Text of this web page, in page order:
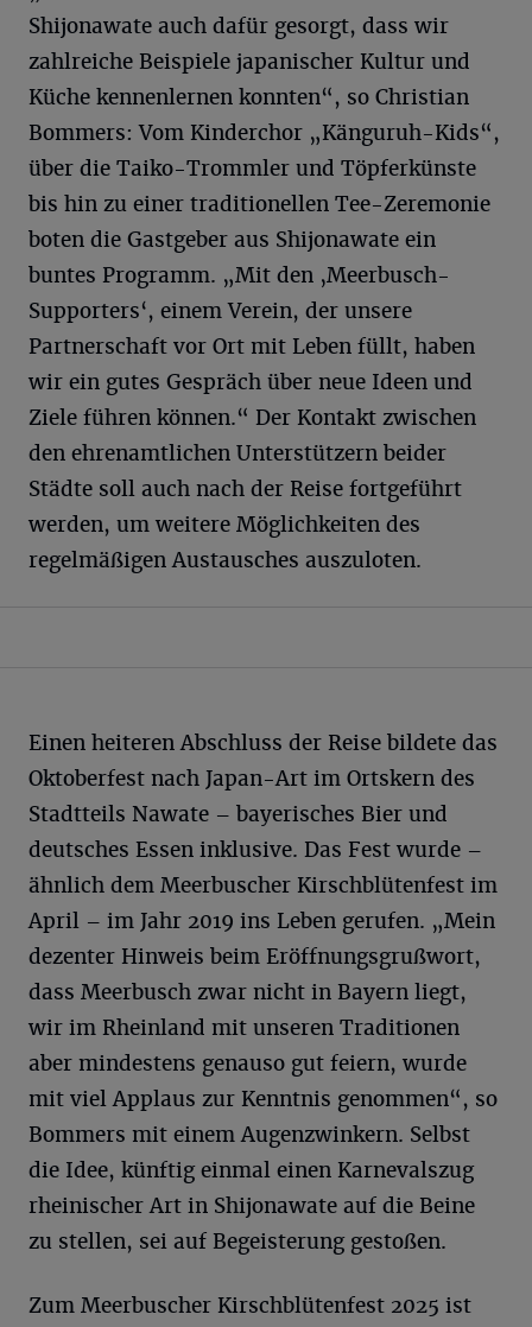
Shijonawate auch dafür gesorgt, dass wir
zahlreiche Beispiele japanischer Kultur und
Küche kennenlernen konnten“, so Christian
Bommers: Vom Kinderchor „Känguruh-Kids“,
über die Taiko-Trommler und Töpferkünste
bis hin zu einer traditionellen Tee-Zeremonie
boten die Gastgeber aus Shijonawate ein
buntes Programm. „Mit den ‚Meerbusch-
Supporters‘, einem Verein, der unsere
Partnerschaft vor Ort mit Leben füllt, haben
wir ein gutes Gespräch über neue Ideen und
Ziele führen können.“ Der Kontakt zwischen
den ehrenamtlichen Unterstützern beider
Städte soll auch nach der Reise fortgeführt
werden, um weitere Möglichkeiten des
regelmäßigen Austausches auszuloten.
Einen heiteren Abschluss der Reise bildete das
Oktoberfest nach Japan-Art im Ortskern des
Stadtteils Nawate – bayerisches Bier und
deutsches Essen inklusive. Das Fest wurde –
ähnlich dem Meerbuscher Kirschblütenfest im
April – im Jahr 2019 ins Leben gerufen. „Mein
dezenter Hinweis beim Eröffnungsgrußwort,
dass Meerbusch zwar nicht in Bayern liegt,
wir im Rheinland mit unseren Traditionen
aber mindestens genauso gut feiern, wurde
mit viel Applaus zur Kenntnis genommen“, so
Bommers mit einem Augenzwinkern. Selbst
die Idee, künftig einmal einen Karnevalszug
rheinischer Art in Shijonawate auf die Beine
zu stellen, sei auf Begeisterung gestoßen.
Zum Meerbuscher Kirschblütenfest 2025 ist